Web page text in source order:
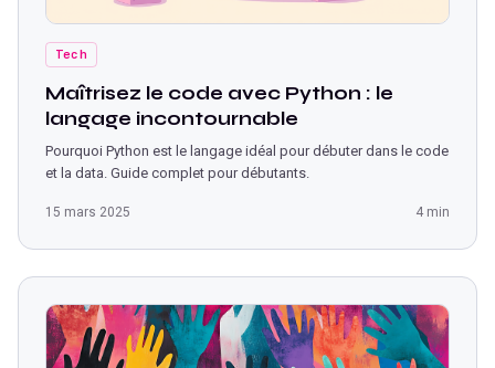
Tech
Maîtrisez le code avec Python : le
langage incontournable
Pourquoi Python est le langage idéal pour débuter dans le code
et la data. Guide complet pour débutants.
15 mars 2025 4 min